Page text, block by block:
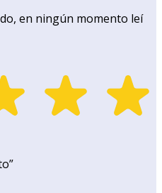
en ningún momento leí
”